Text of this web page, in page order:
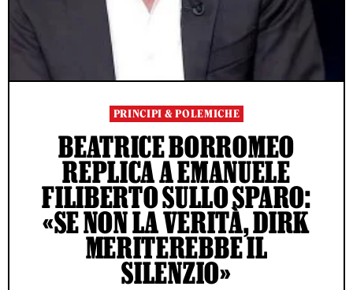
PRINCIPI & POLEMICHE
BEATRICE BORROMEO
REPLICA A EMANUELE
FILIBERTO SULLO SPARO:
«SE NON LA VERITÀ, DIRK
MERITEREBBE IL
SILENZIO»